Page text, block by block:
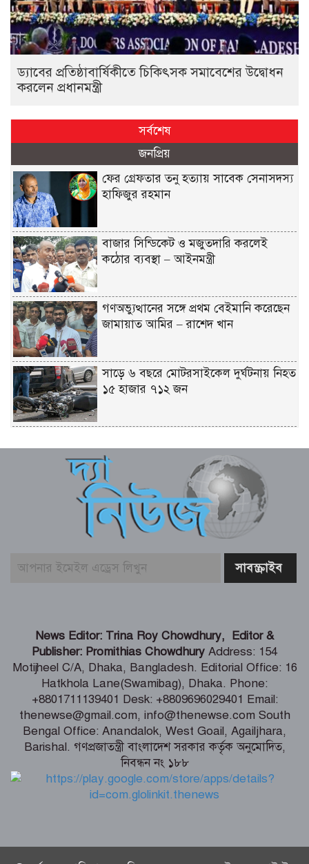
ড্যাবের প্রতিষ্ঠাবার্ষিকীতে চিকিৎসক সমাবেশের উদ্বোধন
করলেন প্রধানমন্ত্রী
সর্বশেষ
জনপ্রিয়
ফের গ্রেফতার তনু হত্যায় সাবেক সেনাসদস্য
হাফিজুর রহমান
বাজার সিন্ডিকেট ও মজুতদারি করলেই
কঠোর ব্যবস্থা – আইনমন্ত্রী
গণঅভ্যুত্থানের সঙ্গে প্রথম বেইমানি করেছেন
জামায়াত আমির – রাশেদ খান
সাড়ে ৬ বছরে মোটরসাইকেল দুর্ঘটনায় নিহত
১৫ হাজার ৭১২ জন
হক ইমদাদের গণসংযোগ ও মতবিনিময়
নাটোরের ঐতিহ্যকে সারা বিশ্বে তুলে ধরতে
চাই – বেসামরিক বিমান পরিবহন ও পর্যটন
আঞ্চলিক যুদ্ধের মধ্যে সৌদি আরব, তুরস্ক ও
পাকিস্তানের প্রতিরক্ষা চুক্তি সই
সিরাজগঞ্জে ওভারপাসে উঠতে গিয়ে দুর্ঘটনা,
বাসচালকসহ নিহত ২
যুদ্ধবিরতির ৩০০ দিনে গাজায় ৩০০ শিশু
নিহত
লাদাখ থেকে ফিরেই মিঠুনকে দেখতে
হাসপাতলে দেব
News Editor: Trina Roy Chowdhury, Editor &
Publisher: Promithias Chowdhury Address: 154
Motijheel C/A, Dhaka, Bangladesh. Editorial Office: 16
Hatkhola Lane(Swamibag), Dhaka. Phone:
+8801711139401 Desk: +8809696029401 Email:
thenewse@gmail.com, info@thenewse.com South
Bengal Office: Anandalok, West Goail, Agailjhara,
Barishal. গণপ্রজাতন্ত্রী বাংলাদেশ সরকার কর্তৃক অনুমোদিত,
নিবন্ধন নং ১৮৮